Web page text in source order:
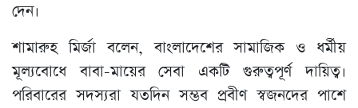
দেন।
শামারুহ মির্জা বলেন, বাংলাদেশের সামাজিক ও ধর্মীয়
মূল্যবোধে বাবা-মায়ের সেবা একটি গুরুত্বপূর্ণ দায়িত্ব।
পরিবারের সদস্যরা যতদিন সম্ভব প্রবীণ স্বজনদের পাশে